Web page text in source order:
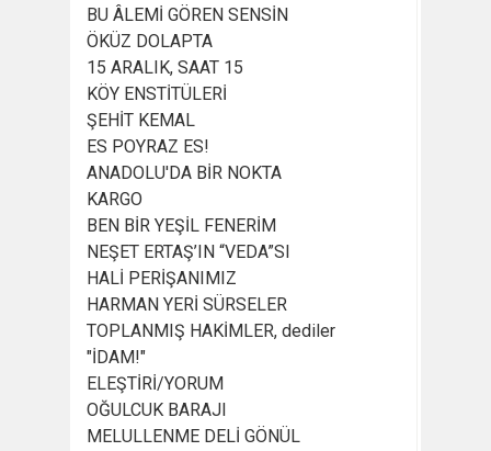
BU ÂLEMİ GÖREN SENSİN
ÖKÜZ DOLAPTA
15 ARALIK, SAAT 15
KÖY ENSTİTÜLERİ
ŞEHİT KEMAL
ES POYRAZ ES!
ANADOLU'DA BİR NOKTA
KARGO
BEN BİR YEŞİL FENERİM
NEŞET ERTAŞ’IN “VEDA”SI
HALİ PERİŞANIMIZ
HARMAN YERİ SÜRSELER
TOPLANMIŞ HAKİMLER, dediler
"İDAM!"
ELEŞTİRİ/YORUM
OĞULCUK BARAJI
MELULLENME DELİ GÖNÜL